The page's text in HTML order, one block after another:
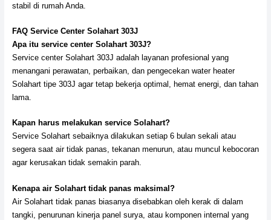
stabil di rumah Anda.
FAQ Service Center Solahart 303J
Apa itu service center Solahart 303J?
Service center Solahart 303J adalah layanan profesional yang
menangani perawatan, perbaikan, dan pengecekan water heater
Solahart tipe 303J agar tetap bekerja optimal, hemat energi, dan tahan
lama.
Kapan harus melakukan service Solahart?
Service Solahart sebaiknya dilakukan setiap 6 bulan sekali atau
segera saat air tidak panas, tekanan menurun, atau muncul kebocoran
agar kerusakan tidak semakin parah.
Kenapa air Solahart tidak panas maksimal?
Air Solahart tidak panas biasanya disebabkan oleh kerak di dalam
tangki, penurunan kinerja panel surya, atau komponen internal yang